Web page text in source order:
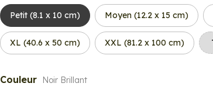
Petit (8.1 x 10 cm) Moyen (12.2 x 15 cm)
XL (40.6 x 50 cm) XXL (81.2 x 100 cm)
Couleur Noir Brillant